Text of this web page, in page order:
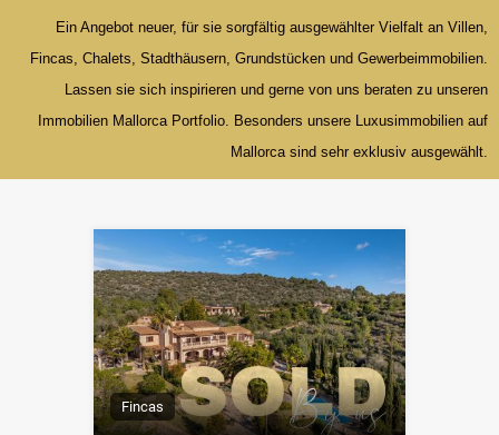
Ein Angebot neuer, für sie sorgfältig ausgewählter Vielfalt an Villen,
Fincas, Chalets, Stadthäusern, Grundstücken und Gewerbeimmobilien.
Lassen sie sich inspirieren und gerne von uns beraten zu unseren
Immobilien Mallorca Portfolio. Besonders unsere Luxusimmobilien auf
Mallorca sind sehr exklusiv ausgewählt.
Fincas